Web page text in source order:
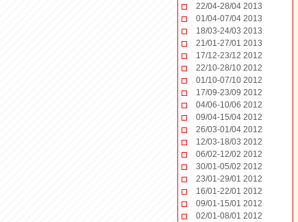
22/04-28/04 2013
01/04-07/04 2013
18/03-24/03 2013
21/01-27/01 2013
17/12-23/12 2012
22/10-28/10 2012
01/10-07/10 2012
17/09-23/09 2012
04/06-10/06 2012
09/04-15/04 2012
26/03-01/04 2012
12/03-18/03 2012
06/02-12/02 2012
30/01-05/02 2012
23/01-29/01 2012
16/01-22/01 2012
09/01-15/01 2012
02/01-08/01 2012